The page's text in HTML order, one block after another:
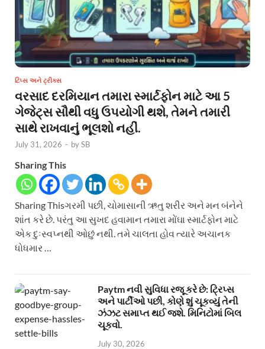
ટિપ્સ અને ટ્રીક્સ
વરસાદ દરમિયાન તમારા સ્માર્ટફોન માટે આ 5
ગેજેટ્સ સૌથી વધુ ઉપયોગી થશે, તેમને તમારી
સાથે રાખવાનું ભૂલશો નહીં.
July 31, 2026 - bySB
Sharing This
Sharing Thisગરમી પછી, ચોમાસાની ઋતુ શરીર અને મન બંનેને
શાંત કરે છે. પરંતુ આ સુખદ હવામાન તમારા મોંઘા સ્માર્ટફોન માટે
એક દુઃસ્વપ્નથી ઓછું નથી. તમે ચાલતા હોવ ત્યારે અચાનક
ધોધમાર …
Paytm નવી સુવિધા રજૂ કરે છે: ટ્રિપ્સ
અને પાર્ટીઓ પછી, કોણે શું ચૂકવ્યું તેની
ઝંઝટ સમાપ્ત થઈ જશે. મિનિટોમાં બિલ
ચૂકવો.
July 30, 2026